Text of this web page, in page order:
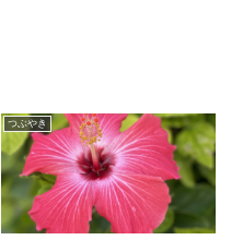
つぶやき